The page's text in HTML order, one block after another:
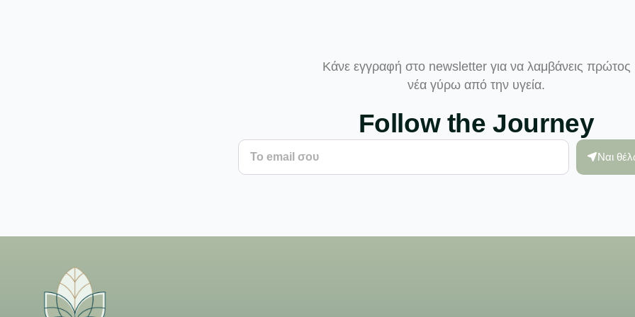
Κάνε εγγραφή στο newsletter για να λαμβάνεις πρώτος
νέα γύρω από την υγεία.
Follow the Journey
Ναι